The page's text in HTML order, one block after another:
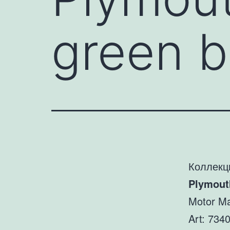
green
Motor
Art: